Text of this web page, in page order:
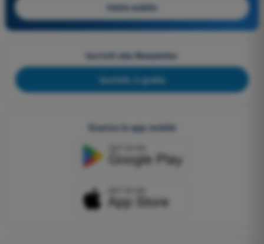
Inizia subito
Iscriviti alla Newsletter
Iscriviti, è gratis
Scarica le app mobile